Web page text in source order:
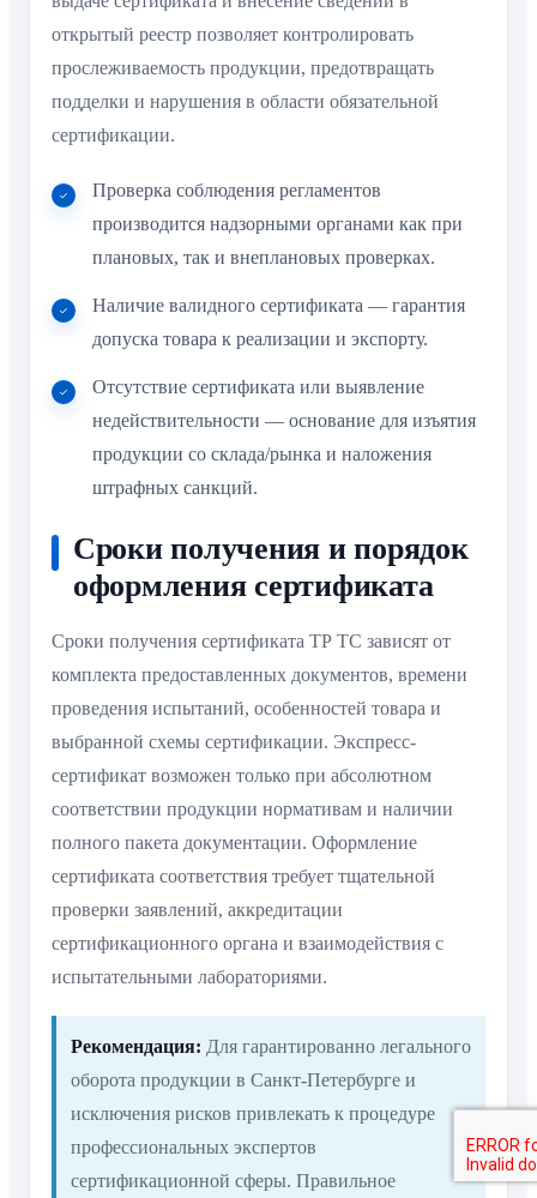
открытый реестр позволяет контролировать
прослеживаемость продукции, предотвращать
подделки и нарушения в области обязательной
сертификации.
Проверка соблюдения регламентов
производится надзорными органами как при
плановых, так и внеплановых проверках.
Наличие валидного сертификата — гарантия
допуска товара к реализации и экспорту.
Отсутствие сертификата или выявление
недействительности — основание для изъятия
продукции со склада/рынка и наложения
штрафных санкций.
Сроки получения и порядок
оформления сертификата
Сроки получения сертификата ТР ТС зависят от
комплекта предоставленных документов, времени
проведения испытаний, особенностей товара и
выбранной схемы сертификации. Экспресс-
сертификат возможен только при абсолютном
соответствии продукции нормативам и наличии
полного пакета документации. Оформление
сертификата соответствия требует тщательной
проверки заявлений, аккредитации
сертификационного органа и взаимодействия с
испытательными лабораториями.
Рекомендация: Для гарантированно легального
оборота продукции в Санкт-Петербурге и
исключения рисков привлекать к процедуре
профессиональных экспертов
сертификационной сферы. Правильное